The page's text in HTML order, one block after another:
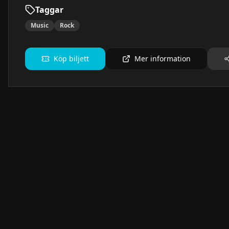
Taggar
Music Rock
Köp biljett Mer information